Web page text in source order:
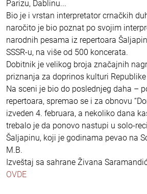
Parizu, Dablinu...
Bio je i vrstan interpretator crnačkih
naročito je bio poznat po svojim
narodnih pesama iz repertoara
SSSR-u, na više od 500 koncerata.
Dobitnik je velikog broja značajnih
priznanja za doprinos kulturi Republike
Na sceni je bio do poslednjeg daha –
repertoara, spremao se i za obnovu
izveden 4. februara, a nekoliko dana
trebalo je da ponovo nastupi u solo-
Šaljapinu, koji je godinama pevao na
M.B.
Izveštaj sa sahrane Živana
OVDE